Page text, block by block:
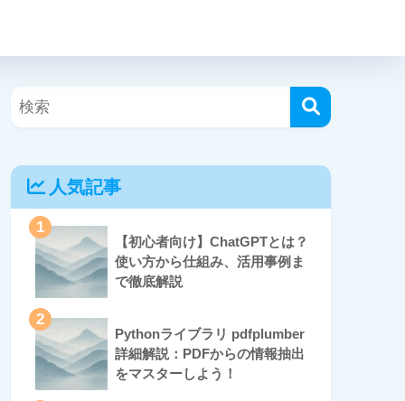
人気記事
1
【初心者向け】ChatGPTとは？
使い方から仕組み、活用事例ま
で徹底解説
2
Pythonライブラリ pdfplumber
詳細解説：PDFからの情報抽出
をマスターしよう！